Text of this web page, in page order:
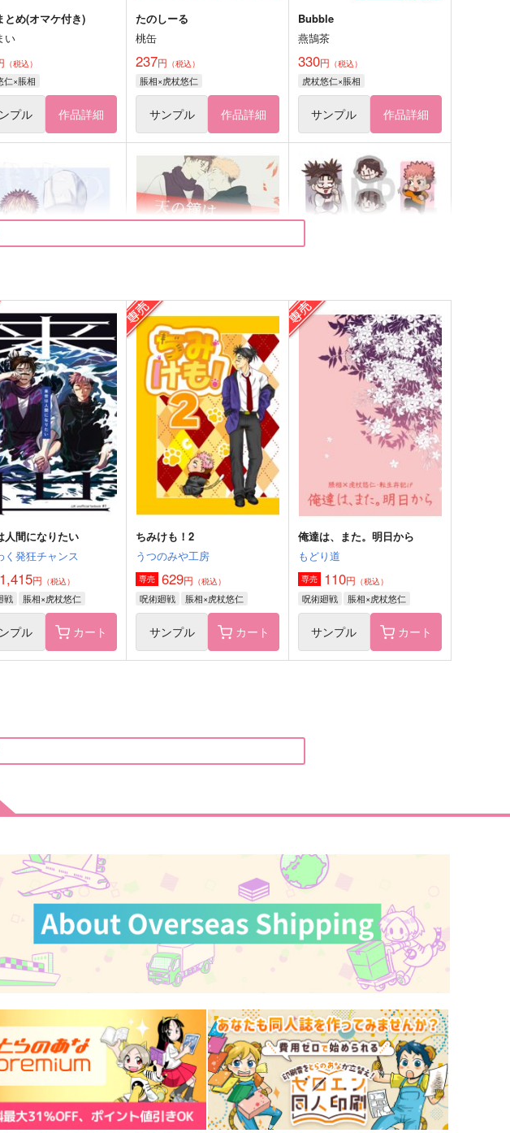
とめ(オマケ付き)
い
（税込）
仁×脹相
プル 作品詳細
たのしーる
桃缶
237円 （税込）
脹相×虎杖悠仁
サンプル 作品詳細
Bubble
燕鵠茶
330円 （税込）
虎杖悠仁×脹相
サンプル 作品詳細
そばで
されました
（税込）
仁×脹相
プル 作品詳細
天の鐘は二度鳴らない
Crescent
880円（税込）
虎杖悠仁×脹相
サンプル 作品詳細
ちょいたシール
こんにゃろう
（税込）
脹相×虎杖悠仁
作品詳細
ゃんにまかせろ！
まとうめぼし
×脹相
冬の子どもたち
双方に重い
人間になりたい
く発狂チャンス
1,415円 （税込）
戦 脹相×虎杖悠仁
プル カート
ちみけも！2
うつのみや工房
専売 629円 （税込）
呪術廻戦 脹相×虎杖悠仁
サンプル カート
俺達は、また。明日から
もどり道
専売 110円 （税込）
呪術廻戦 脹相×虎杖悠仁
サンプル カート